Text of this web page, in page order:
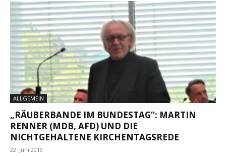
ALLGEMEIN
„RÄUBERBANDE IM BUNDESTAG“: MARTIN
RENNER (MDB, AFD) UND DIE
NICHTGEHALTENE KIRCHENTAGSREDE
22. Juni 2019